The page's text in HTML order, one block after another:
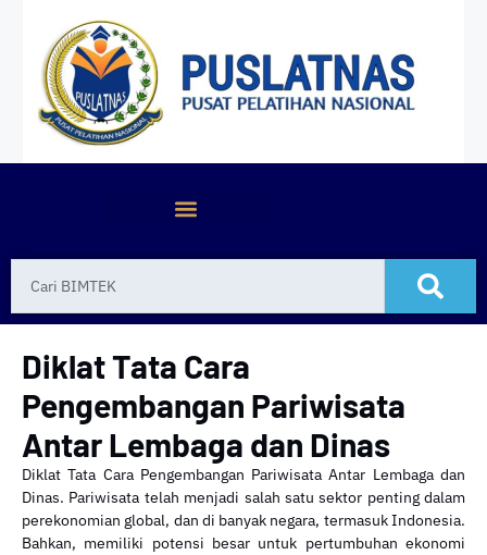
Diklat Tata Cara
Pengembangan Pariwisata
Antar Lembaga dan Dinas
Diklat Tata Cara Pengembangan Pariwisata Antar Lembaga dan
Dinas. Pariwisata telah menjadi salah satu sektor penting dalam
perekonomian global, dan di banyak negara, termasuk Indonesia.
Bahkan, memiliki potensi besar untuk pertumbuhan ekonomi